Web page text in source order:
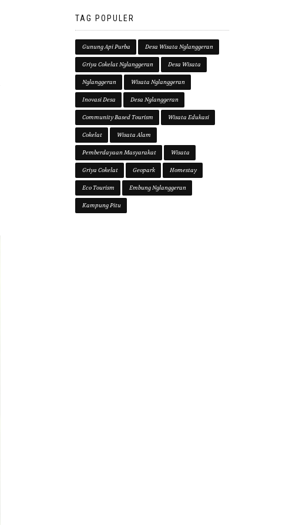
TAG POPULER
Gunung Api Purba Desa Wisata Nglanggeran
Griya Cokelat Nglanggeran Desa Wisata
Nglanggeran Wisata Nglanggeran
Inovasi Desa Desa Nglanggeran
Community Based Tourism Wisata Edukasi
Cokelat Wisata Alam
Pemberdayaan Masyarakat Wisata
Griya Cokelat Geopark Homestay
Eco Tourism Embung Nglanggeran
Kampung Pitu